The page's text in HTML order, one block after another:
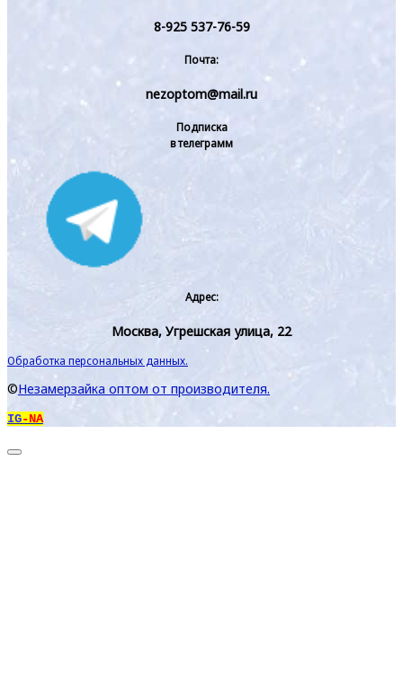
8-925 537-76-59
Почта:
nezoptom@mail.ru
Подписка
в телеграмм
Адрес:
Москва, Угрешская улица, 22
Обработка персональных данных.
©Незамерзайка оптом от производителя.
IG-NA